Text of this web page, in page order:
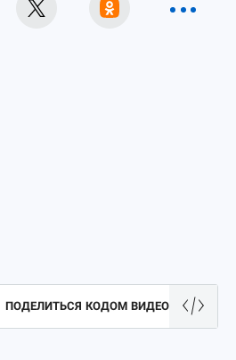
ПОДЕЛИТЬСЯ КОДОМ ВИДЕО